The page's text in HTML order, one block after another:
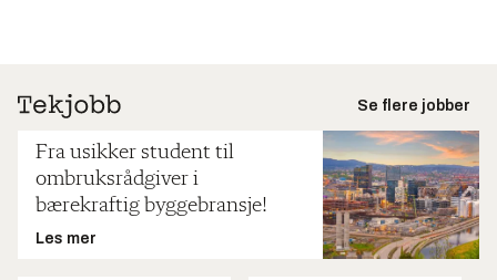
Se flere jobber
Fra usikker student til
ombruksrådgiver i
bærekraftig byggebransje!
Les mer